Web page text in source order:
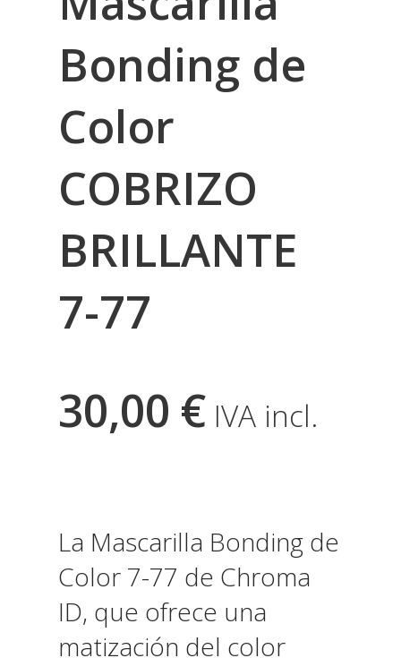
Bonding de
Color
COBRIZO
BRILLANTE
7-77
30,00 € IVA incl.
La Mascarilla Bonding de
Color 7-77 de Chroma
ID, que ofrece una
matización del color